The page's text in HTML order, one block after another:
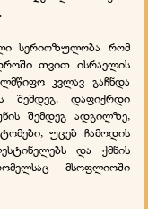
სერიოზულობა რომ
დროში თვით ისრაელის
კვლავ გაჩნდა
შემდეგ. დაფიქრდი
შემდეგ ადგილზე,
უცებ ჩამოდის
და ქმნის
მსოფლიოში